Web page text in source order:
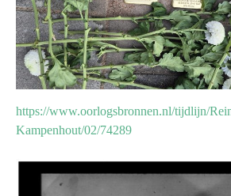
https://www.oorlogsbronnen.nl/tijdlijn/
Kampenhout/02/74289